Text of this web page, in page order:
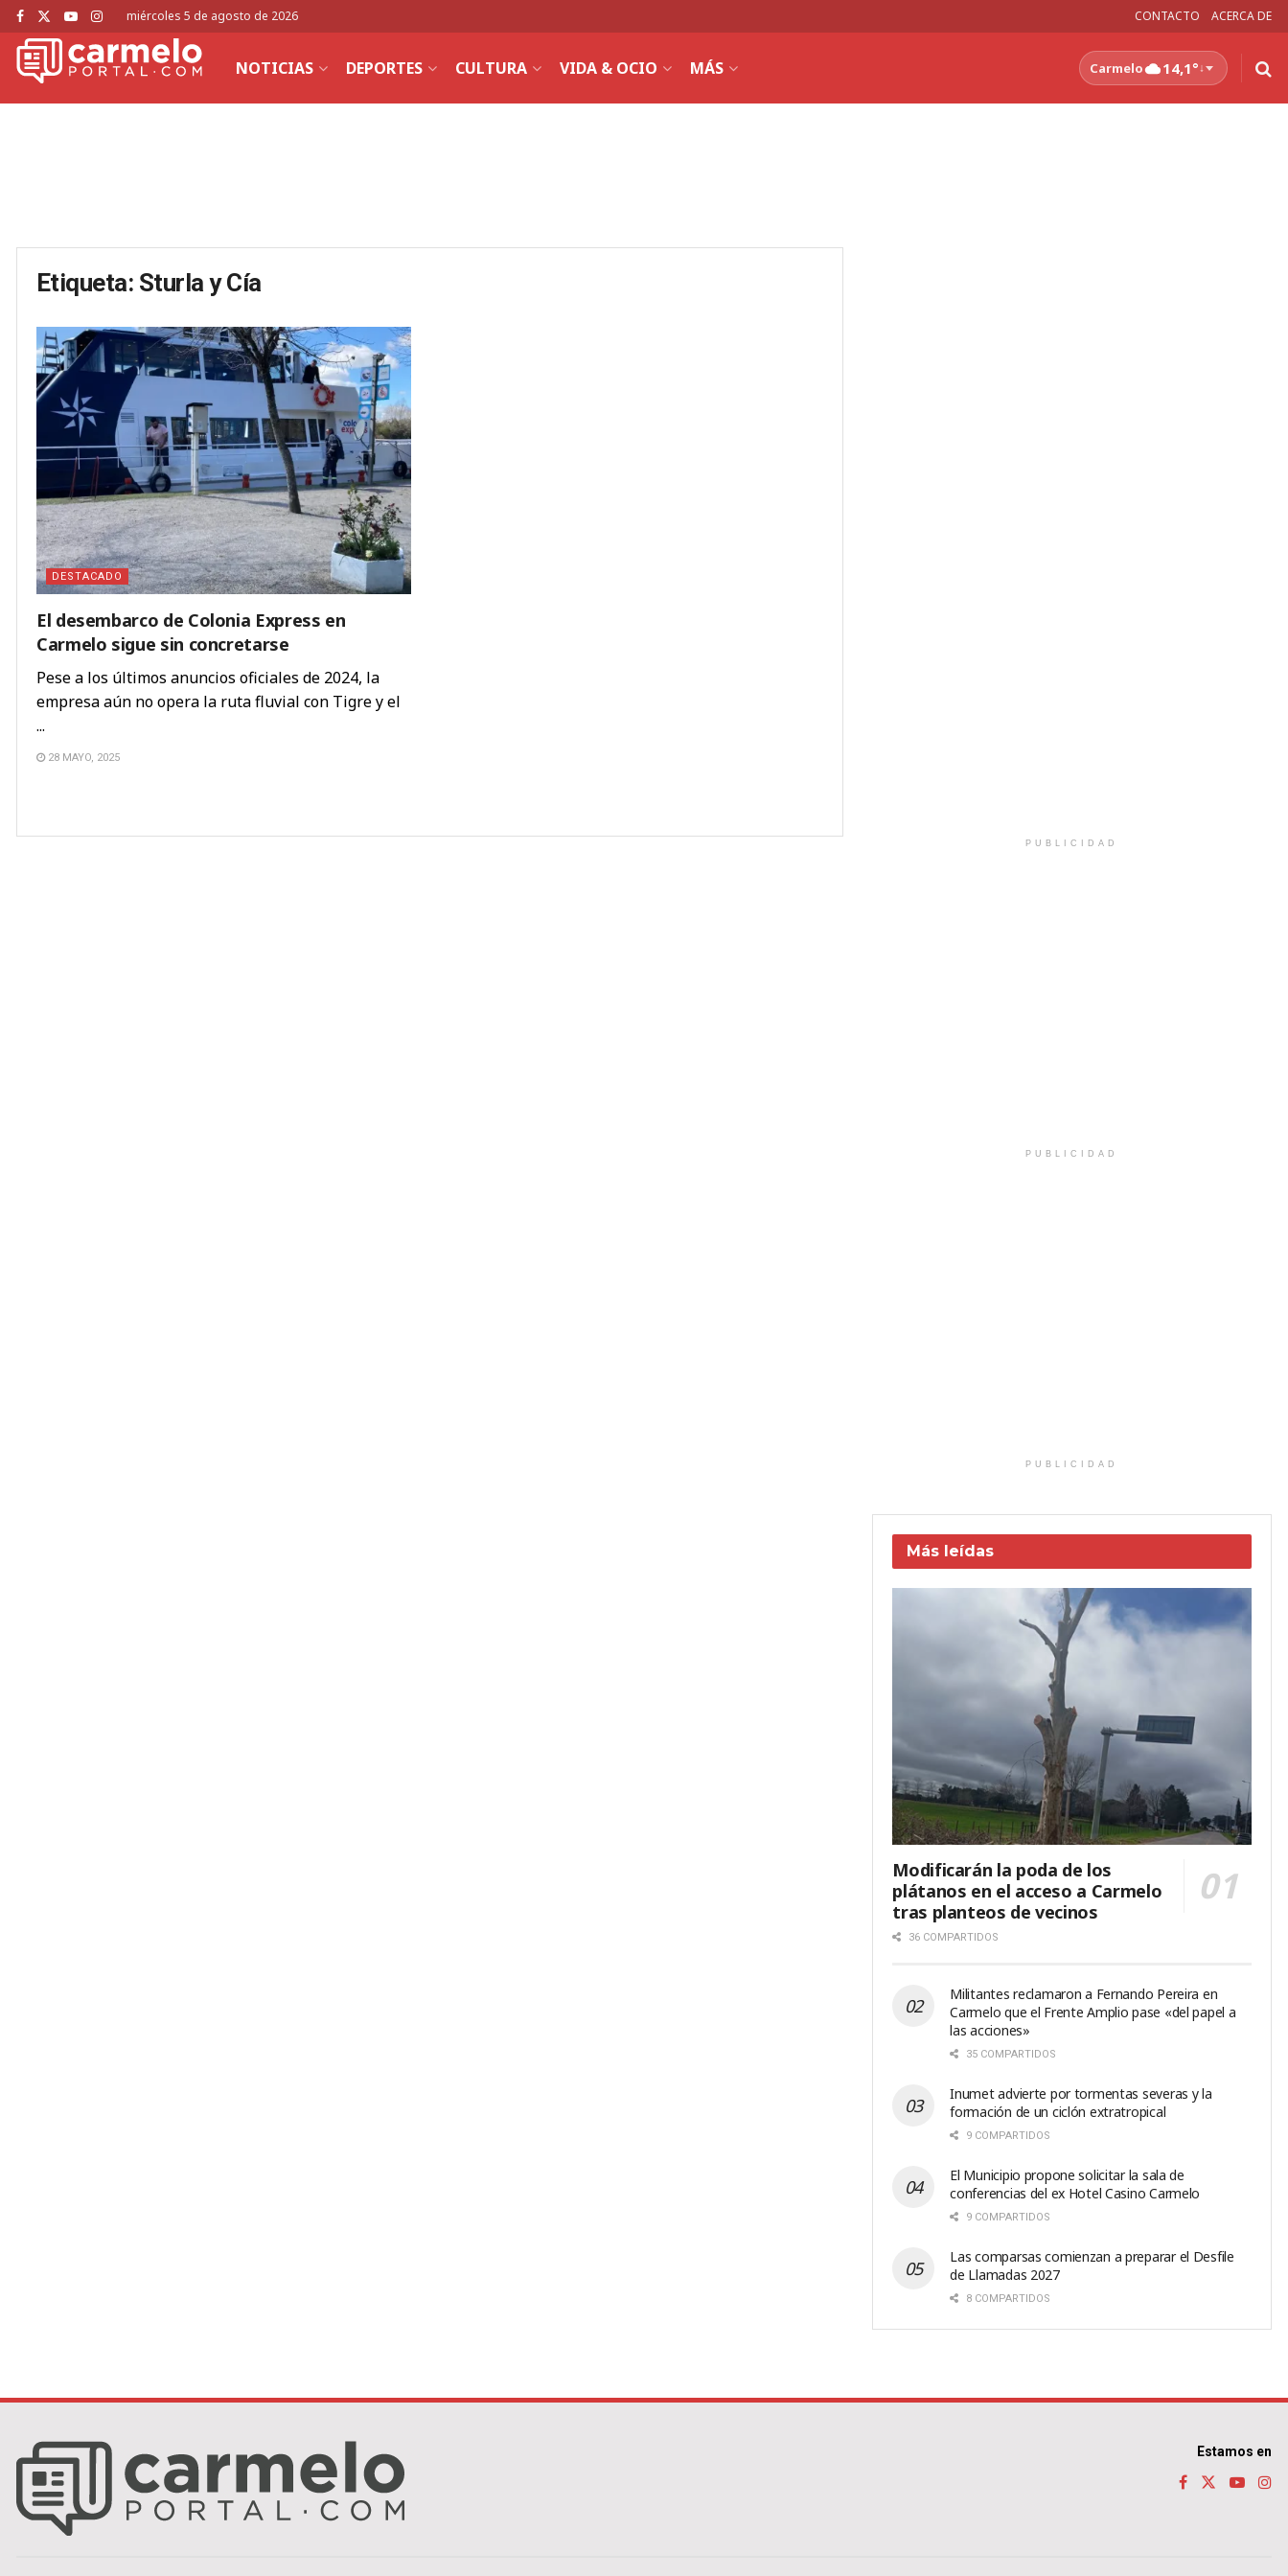
miércoles 5 de agosto de 2026 CONTACTO ACERCA DE
NOTICIAS DEPORTES CULTURA VIDA & OCIO MÁS Carmelo 14,1°↓
Etiqueta: Sturla y Cía
DESTACADO
El desembarco de Colonia Express en
Carmelo sigue sin concretarse
Pese a los últimos anuncios oficiales de 2024, la
empresa aún no opera la ruta fluvial con Tigre y el
...
28 MAYO, 2025
PUBLICIDAD
PUBLICIDAD
PUBLICIDAD
Más leídas
Modificarán la poda de los
plátanos en el acceso a Carmelo
tras planteos de vecinos
36 COMPARTIDOS
Militantes reclamaron a Fernando Pereira en
Carmelo que el Frente Amplio pase «del papel a
las acciones»
35 COMPARTIDOS
Inumet advierte por tormentas severas y la
formación de un ciclón extratropical
9 COMPARTIDOS
El Municipio propone solicitar la sala de
conferencias del ex Hotel Casino Carmelo
9 COMPARTIDOS
Las comparsas comienzan a preparar el Desfile
de Llamadas 2027
8 COMPARTIDOS
Estamos en